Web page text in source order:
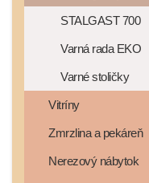
STALGAST 700
Varná rada EKO
Varné stoličky
Vitríny
Zmrzlina a pekáreň
Nerezový nábytok